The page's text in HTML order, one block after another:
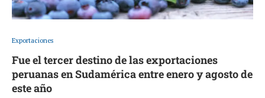
Exportaciones
Fue el tercer destino de las exportaciones
peruanas en Sudamérica entre enero y agosto de
este año